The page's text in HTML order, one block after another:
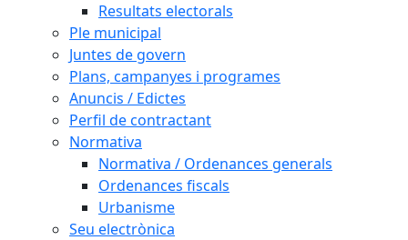
Resultats electorals
Ple municipal
Juntes de govern
Plans, campanyes i programes
Anuncis / Edictes
Perfil de contractant
Normativa
Normativa / Ordenances generals
Ordenances fiscals
Urbanisme
Seu electrònica